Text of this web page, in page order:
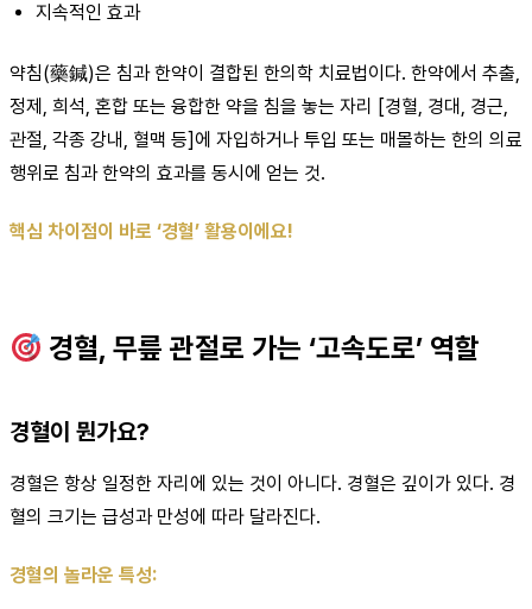
지속적인 효과
약침(藥鍼)은 침과 한약이 결합된 한의학 치료법이다. 한약에서 추출,
정제, 희석, 혼합 또는 융합한 약을 침을 놓는 자리 [경혈, 경대, 경근,
관절, 각종 강내, 혈맥 등]에 자입하거나 투입 또는 매몰하는 한의 의료
행위로 침과 한약의 효과를 동시에 얻는 것.
핵심 차이점이 바로 ‘경혈’ 활용이에요!
경혈, 무릎 관절로 가는 ‘고속도로’ 역할
경혈이 뭔가요?
경혈은 항상 일정한 자리에 있는 것이 아니다. 경혈은 깊이가 있다. 경
혈의 크기는 급성과 만성에 따라 달라진다.
경혈의 놀라운 특성: